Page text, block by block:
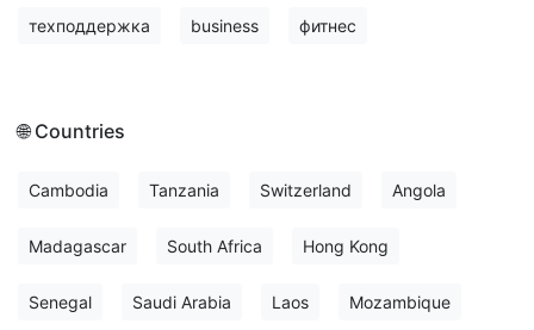
техподдержка business фитнес
🌐 Countries
Cambodia Tanzania Switzerland Angola
Madagascar South Africa Hong Kong
Senegal Saudi Arabia Laos Mozambique